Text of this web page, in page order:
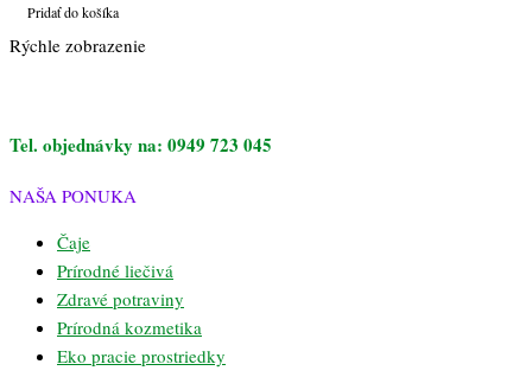
Pridať do košíka
Rýchle zobrazenie
Tel. objednávky na: 0949 723 045
NAŠA PONUKA
Čaje
Prírodné liečivá
Zdravé potraviny
Prírodná kozmetika
Eko pracie prostriedky